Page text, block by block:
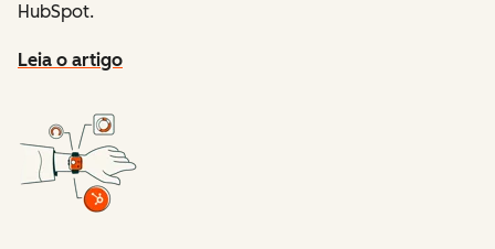
HubSpot.
Leia o artigo